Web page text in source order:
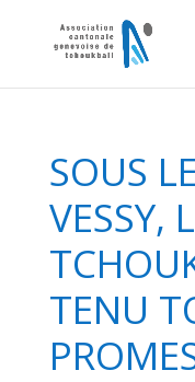
SOUS
VESSY,
TENU